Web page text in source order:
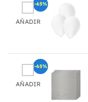
AÑADIR
-65%
AÑADIR
-65%